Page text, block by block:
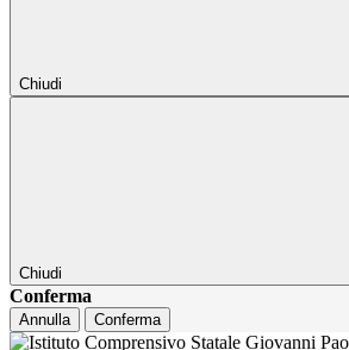
Chiudi
Chiudi
Conferma
Annulla Conferma